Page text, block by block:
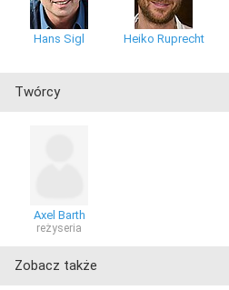
Hans Sigl Heiko Ruprecht
Twórcy
Axel Barth
reżyseria
Zobacz także